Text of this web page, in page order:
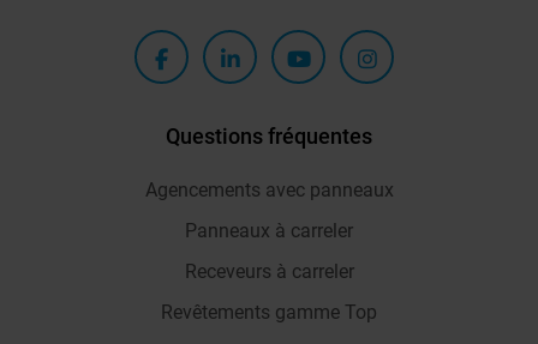
Questions fréquentes
Agencements avec panneaux
Panneaux à carreler
Receveurs à carreler
Revêtements gamme Top